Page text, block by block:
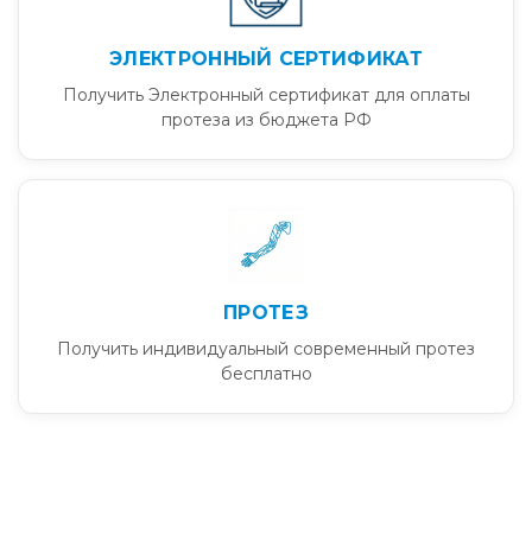
ЭЛЕКТРОННЫЙ СЕРТИФИКАТ
Получить Электронный сертификат для оплаты
протеза из бюджета РФ
ПРОТЕЗ
Получить индивидуальный современный протез
бесплатно